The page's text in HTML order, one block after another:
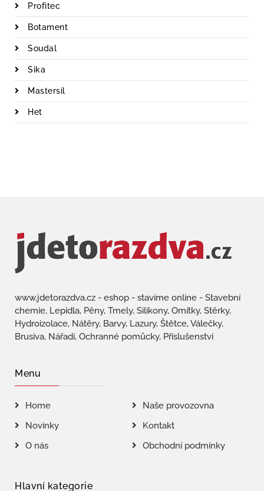
Profitec
Botament
Soudal
Sika
Mastersil
Het
www.jdetorazdva.cz - eshop - stavíme online - Stavební
chemie, Lepidla, Pěny, Tmely, Silikony, Omítky, Stěrky,
Hydroizolace, Nátěry, Barvy, Lazury, Štětce, Válečky,
Brusiva, Nářadí, Ochranné pomůcky, Příslušenství
Menu
Home
Naše provozovna
Novinky
Kontakt
O nás
Obchodní podmínky
Hlavní kategorie